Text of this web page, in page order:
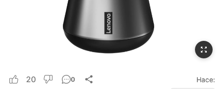
20 0 Hace: